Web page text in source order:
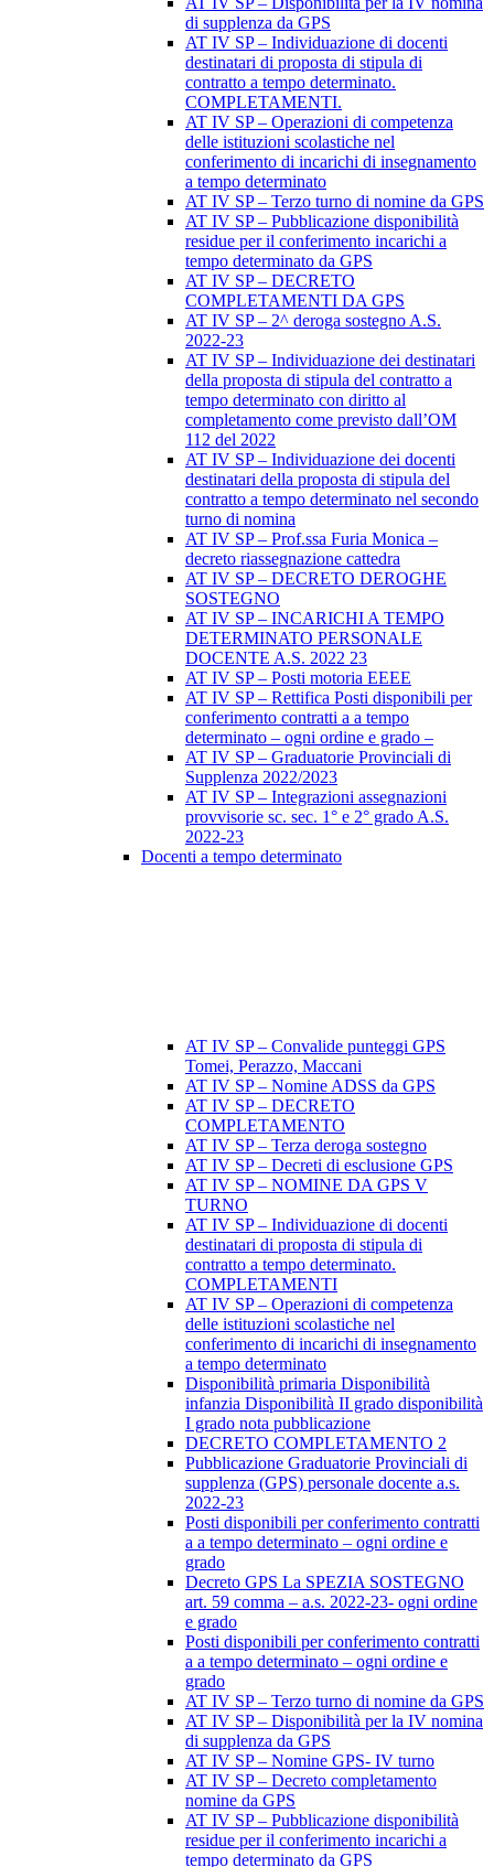
di supplenza da GPS
AT IV SP – Individuazione di docenti
destinatari di proposta di stipula di
contratto a tempo determinato.
COMPLETAMENTI.
AT IV SP – Operazioni di competenza
delle istituzioni scolastiche nel
conferimento di incarichi di insegnamento
a tempo determinato
AT IV SP – Terzo turno di nomine da GPS
AT IV SP – Pubblicazione disponibilità
residue per il conferimento incarichi a
tempo determinato da GPS
AT IV SP – DECRETO
COMPLETAMENTI DA GPS
AT IV SP – 2^ deroga sostegno A.S.
2022-23
AT IV SP – Individuazione dei destinatari
della proposta di stipula del contratto a
tempo determinato con diritto al
completamento come previsto dall’OM
112 del 2022
AT IV SP – Individuazione dei docenti
destinatari della proposta di stipula del
contratto a tempo determinato nel secondo
turno di nomina
AT IV SP – Prof.ssa Furia Monica –
decreto riassegnazione cattedra
AT IV SP – DECRETO DEROGHE
SOSTEGNO
AT IV SP – INCARICHI A TEMPO
DETERMINATO PERSONALE
DOCENTE A.S. 2022 23
AT IV SP – Posti motoria EEEE
AT IV SP – Rettifica Posti disponibili per
conferimento contratti a a tempo
determinato – ogni ordine e grado –
AT IV SP – Graduatorie Provinciali di
Supplenza 2022/2023
AT IV SP – Integrazioni assegnazioni
provvisorie sc. sec. 1° e 2° grado A.S.
2022-23
Docenti a tempo determinato
AT IV SP – Convalide punteggi GPS
Tomei, Perazzo, Maccani
AT IV SP – Nomine ADSS da GPS
AT IV SP – DECRETO
COMPLETAMENTO
AT IV SP – Terza deroga sostegno
AT IV SP – Decreti di esclusione GPS
AT IV SP – NOMINE DA GPS V
TURNO
AT IV SP – Individuazione di docenti
destinatari di proposta di stipula di
contratto a tempo determinato.
COMPLETAMENTI
AT IV SP – Operazioni di competenza
delle istituzioni scolastiche nel
conferimento di incarichi di insegnamento
a tempo determinato
Disponibilità primaria Disponibilità
infanzia Disponibilità II grado disponibilità
I grado nota pubblicazione
DECRETO COMPLETAMENTO 2
Pubblicazione Graduatorie Provinciali di
supplenza (GPS) personale docente a.s.
2022-23
Posti disponibili per conferimento contratti
a a tempo determinato – ogni ordine e
grado
Decreto GPS La SPEZIA SOSTEGNO
art. 59 comma – a.s. 2022-23- ogni ordine
e grado
Posti disponibili per conferimento contratti
a a tempo determinato – ogni ordine e
grado
AT IV SP – Terzo turno di nomine da GPS
AT IV SP – Disponibilità per la IV nomina
di supplenza da GPS
AT IV SP – Nomine GPS- IV turno
AT IV SP – Decreto completamento
nomine da GPS
AT IV SP – Pubblicazione disponibilità
residue per il conferimento incarichi a
tempo determinato da GPS